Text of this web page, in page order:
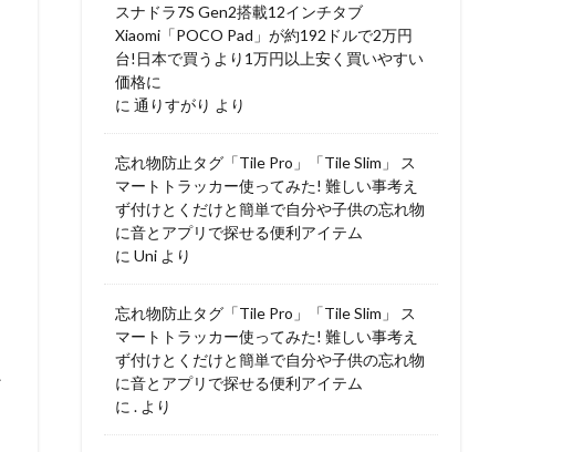
スナドラ7S Gen2搭載12インチタブ
Xiaomi「POCO Pad」が約192ドルで2万円
台!日本で買うより1万円以上安く買いやすい
価格に
に 通りすがり より
忘れ物防止タグ「Tile Pro」「Tile Slim」 ス
マートトラッカー使ってみた! 難しい事考え
ず付けとくだけと簡単で自分や子供の忘れ物
に音とアプリで探せる便利アイテム
に Uni より
忘れ物防止タグ「Tile Pro」「Tile Slim」 ス
マートトラッカー使ってみた! 難しい事考え
ず付けとくだけと簡単で自分や子供の忘れ物
に音とアプリで探せる便利アイテム
に . より